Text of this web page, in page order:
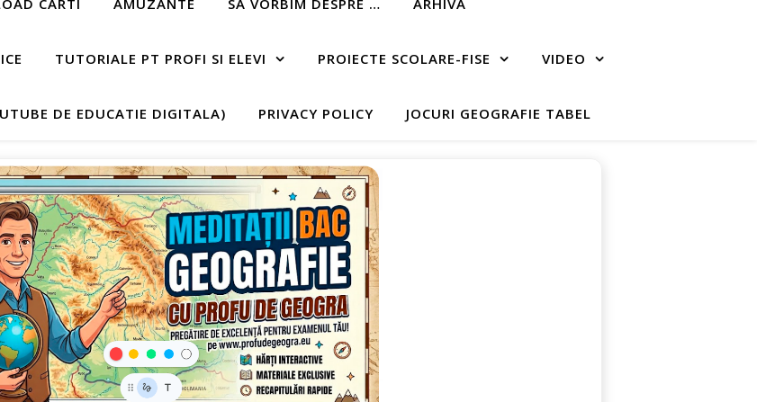
CARTI AMUZANTE SA VORBIM DESPRE … ARHIVA
TUTORIALE PT PROFI SI ELEVI PROIECTE SCOLARE-FISE VIDEO
DE EDUCATIE DIGITALA) PRIVACY POLICY JOCURI GEOGRAFIE TABEL